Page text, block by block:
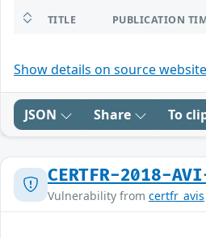
TITLE PUBLICATION
Show details on source website
JSON Share To
CERTFR-2018-
Vulnerability from certfr_avis